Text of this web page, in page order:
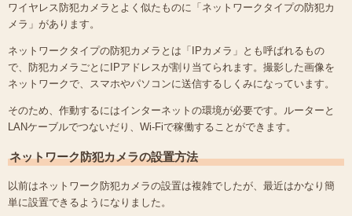
ワイヤレス防犯カメラとよく似たものに「ネットワークタイプの防犯カ
メラ」があります。
ネットワークタイプの防犯カメラとは「IPカメラ」とも呼ばれるもの
で、防犯カメラごとにIPアドレスが割り当てられます。撮影した画像を
ネットワークで、スマホやパソコンに送信するしくみになっています。
そのため、作動するにはインターネットの環境が必要です。ルーターと
LANケーブルでつないだり、Wi-Fiで稼働することができます。
ネットワーク防犯カメラの設置方法
以前はネットワーク防犯カメラの設置は複雑でしたが、最近はかなり簡
単に設置できるようになりました。